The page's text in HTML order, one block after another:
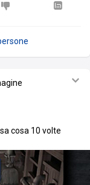
cosa 10 volte